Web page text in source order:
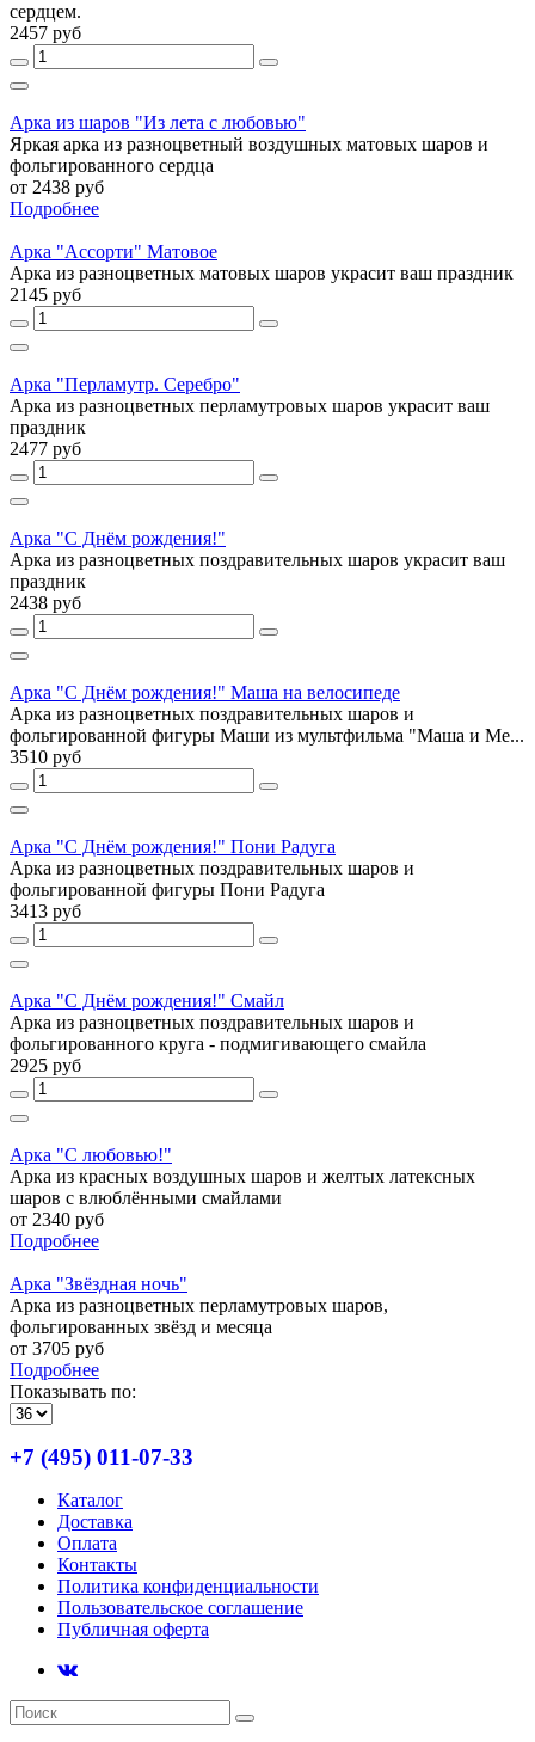
сердцем.
2457 руб
Арка из шаров "Из лета с любовью"
Яркая арка из разноцветный воздушных матовых шаров и
фольгированного сердца
от 2438 руб
Подробнее
Арка "Ассорти" Матовое
Арка из разноцветных матовых шаров украсит ваш праздник
2145 руб
Арка "Перламутр. Серебро"
Арка из разноцветных перламутровых шаров украсит ваш
праздник
2477 руб
Арка "С Днём рождения!"
Арка из разноцветных поздравительных шаров украсит ваш
праздник
2438 руб
Арка "С Днём рождения!" Маша на велосипеде
Арка из разноцветных поздравительных шаров и
фольгированной фигуры Маши из мультфильма "Маша и Ме...
3510 руб
Арка "С Днём рождения!" Пони Радуга
Арка из разноцветных поздравительных шаров и
фольгированной фигуры Пони Радуга
3413 руб
Арка "С Днём рождения!" Смайл
Арка из разноцветных поздравительных шаров и
фольгированного круга - подмигивающего смайла
2925 руб
Арка "С любовью!"
Арка из красных воздушных шаров и желтых латексных
шаров с влюблёнными смайлами
от 2340 руб
Подробнее
Арка "Звёздная ночь"
Арка из разноцветных перламутровых шаров,
фольгированных звёзд и месяца
от 3705 руб
Подробнее
Показывать по:
+7 (495) 011-07-33
Каталог
Доставка
Оплата
Контакты
Политика конфиденциальности
Пользовательское соглашение
Публичная оферта